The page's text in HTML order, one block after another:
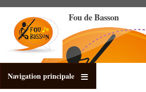
contenu
principal
Fou de Basson
Navigation principale